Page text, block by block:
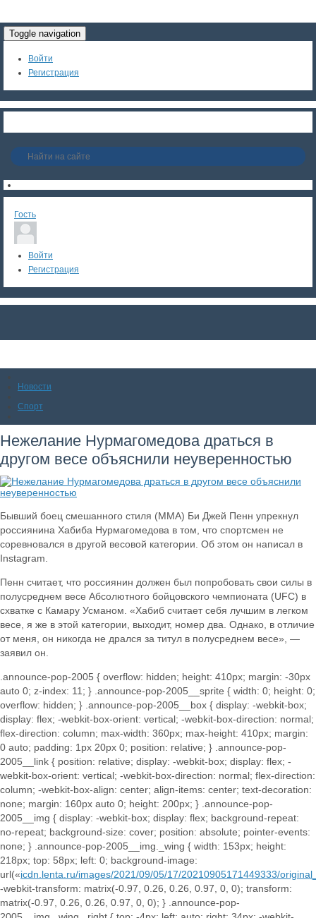
Toggle navigation
Войти
Регистрация
Гость
Войти
Регистрация
Новости
Спорт
Нежелание Нурмагомедова драться в
другом весе объяснили неуверенностью
Бывший боец смешанного стиля (MMA) Би Джей Пенн упрекнул
россиянина Хабиба Нурмагомедова в том, что спортсмен не
соревновался в другой весовой категории. Об этом он написал в
Instagram.
Пенн считает, что россиянин должен был попробовать свои силы в
полусреднем весе Абсолютного бойцовского чемпионата (UFC) в
схватке с Камару Усманом. «Хабиб считает себя лучшим в легком
весе, я же в этой категории, выходит, номер два. Однако, в отличие
от меня, он никогда не дрался за титул в полусреднем весе», —
заявил он.
.announce-pop-2005 { overflow: hidden; height: 410px; margin: -30px
auto 0; z-index: 11; } .announce-pop-2005__sprite { width: 0; height: 0;
overflow: hidden; } .announce-pop-2005__box { display: -webkit-box;
display: flex; -webkit-box-orient: vertical; -webkit-box-direction: normal;
flex-direction: column; max-width: 360px; max-height: 410px; margin:
0 auto; padding: 1px 20px 0; position: relative; } .announce-pop-
2005__link { position: relative; display: -webkit-box; display: flex; -
webkit-box-orient: vertical; -webkit-box-direction: normal; flex-direction:
column; -webkit-box-align: center; align-items: center; text-decoration:
none; margin: 160px auto 0; height: 200px; } .announce-pop-
2005__img { display: -webkit-box; display: flex; background-repeat:
no-repeat; background-size: cover; position: absolute; pointer-events:
none; } .announce-pop-2005__img._wing { width: 153px; height:
218px; top: 58px; left: 0; background-image:
url(«icdn.lenta.ru/images/2021/09/05/17/20210905171449333/
-webkit-transform: matrix(-0.97, 0.26, 0.26, 0.97, 0, 0); transform:
matrix(-0.97, 0.26, 0.26, 0.97, 0, 0); } .announce-pop-